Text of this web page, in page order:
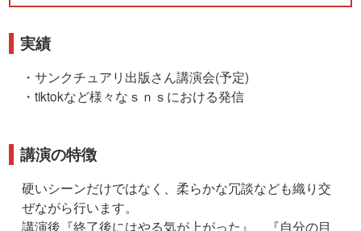
実績
・サンクチュアリ出版さん講演会(予定)
・tiktokなど様々なｓｎｓにおける発信
講演の特徴
硬いシーンだけではなく、柔らかな冗談なども織り交
ぜながら行います。
講演後『終了後にはやる気が上がった』、『自分の目